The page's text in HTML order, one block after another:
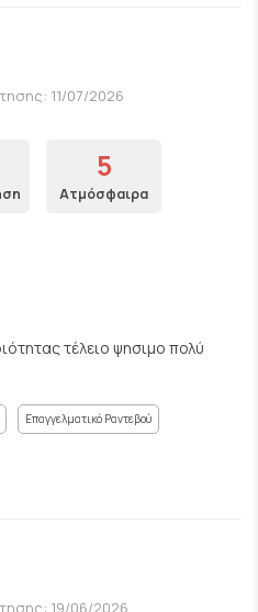
11/07/2026
5
Ατμόσφαιρα
τέλειο ψησιμο πολύ
Επαγγελματικό Ραντεβού
19/06/2026